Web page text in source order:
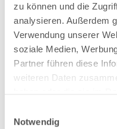
zu können und die
analysieren. Außerdem
Verwendung unserer
soziale Medien,
Partner führen diese
weiteren Daten
Notwendig
Produktbeschreibung
Herstellerangaben